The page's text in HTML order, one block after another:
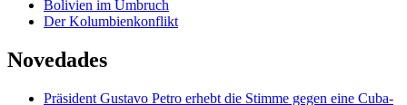
Bolivien im Umbruch
Der Kolumbienkonflikt
Novedades
Präsident Gustavo Petro erhebt die Stimme gegen eine Cuba-